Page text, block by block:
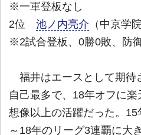
※一軍登板なし
2位 池ノ内亮介 （中京学
※2試合登板、0勝0敗、防
福井はエースとして期待
自己最多で、18年オフに
想像以上の活躍だった。
～18年のリーグ3連覇に大